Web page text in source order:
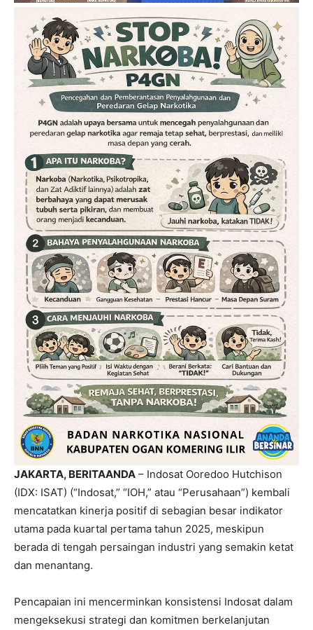
JAKARTA, BERITAANDA – Indosat Ooredoo Hutchison
(IDX: ISAT) (“Indosat,” “IOH,” atau “Perusahaan”) kembali
mencatatkan kinerja positif di sebagian besar indikator
utama pada kuartal pertama tahun 2025, meskipun
berada di tengah persaingan industri yang semakin ketat
dan menantang.
Pencapaian ini mencerminkan konsistensi Indosat dalam
mengeksekusi strategi dan komitmen berkelanjutan